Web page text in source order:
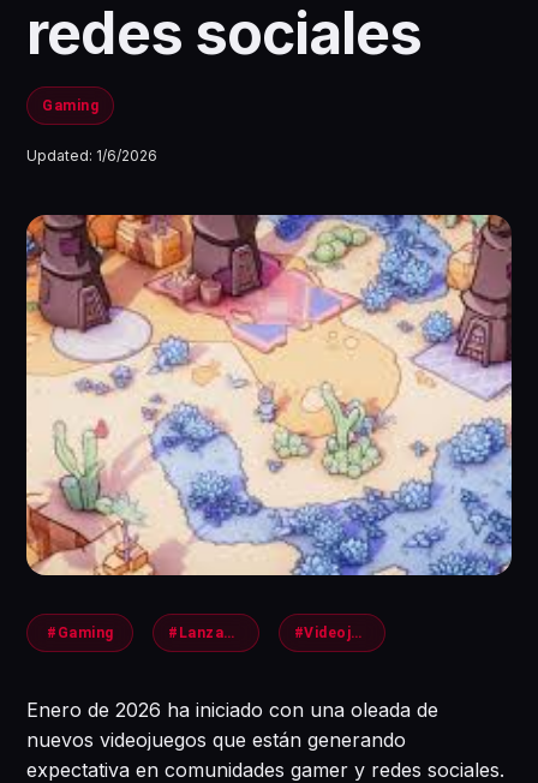
redes sociales
Gaming
Updated: 1/6/2026
#Gaming #Lanzamientos2026 #Videojuegos
Enero de 2026 ha iniciado con una oleada de
nuevos videojuegos que están generando
expectativa en comunidades gamer y redes sociales.